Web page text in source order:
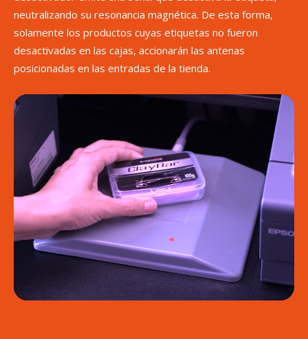
neutralizando su resonancia magnética. De esta forma,
solamente los productos cuyas etiquetas no fueron
desactivadas en las cajas, accionarán las antenas
posicionadas en las entradas de la tienda.